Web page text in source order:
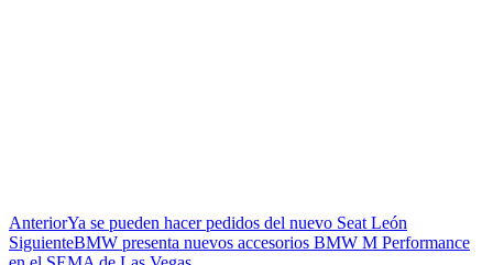
AnteriorYa se pueden hacer pedidos del nuevo Seat León
SiguienteBMW presenta nuevos accesorios BMW M Performance